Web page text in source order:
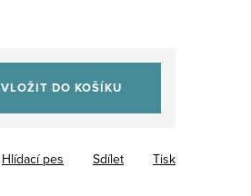
VLOŽIT DO KOŠÍKU
Tisk
Hlídací pes Sdílet